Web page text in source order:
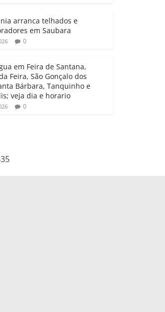
arranca telhados e
em Saubara
0
em Feira de Santana,
Feira, São Gonçalo dos
Bárbara, Tanquinho e
veja dia e horario
0